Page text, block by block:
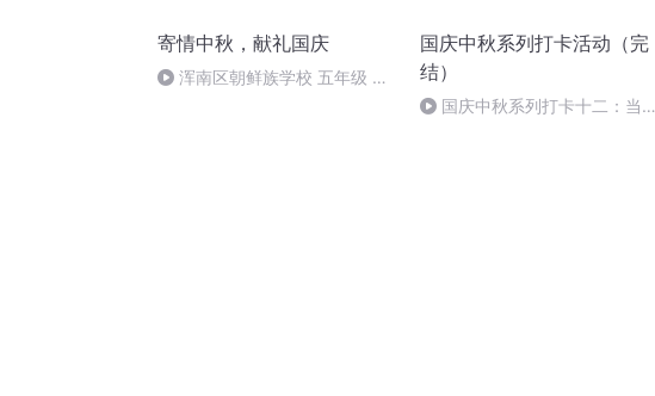
寄情中秋，献礼国庆
浑南区朝鲜族学校 五年级 孙
国庆中秋系列打卡活动（完
结）
国庆中秋系列打卡十二：当阳